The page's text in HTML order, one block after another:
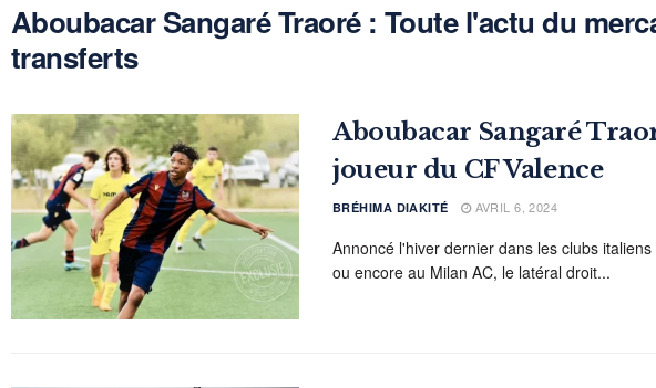
Aboubacar Sangaré Traoré : Toute l'actu du
transferts
Aboubacar Sangaré
joueur du CF Valence
BRÉHIMA DIAKITÉ AVRIL 6, 2024
Annoncé l'hiver dernier dans les clubs
ou encore au Milan AC, le latéral droit...